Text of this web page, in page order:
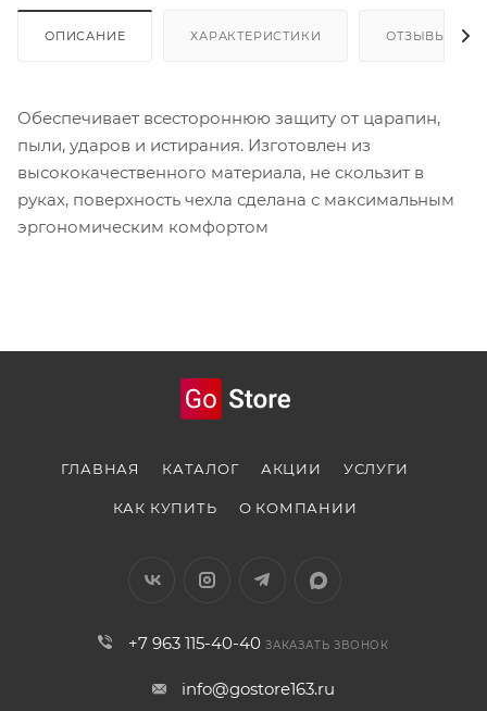
ОПИСАНИЕ ХАРАКТЕРИСТИКИ ОТЗЫВЫ
Обеспечивает всестороннюю защиту от царапин,
пыли, ударов и истирания. Изготовлен из
высококачественного материала, не скользит в
руках, поверхность чехла сделана с максимальным
эргономическим комфортом
ГЛАВНАЯ КАТАЛОГ АКЦИИ УСЛУГИ
КАК КУПИТЬ О КОМПАНИИ
+7 963 115-40-40 ЗАКАЗАТЬ ЗВОНОК
info@gostore163.ru